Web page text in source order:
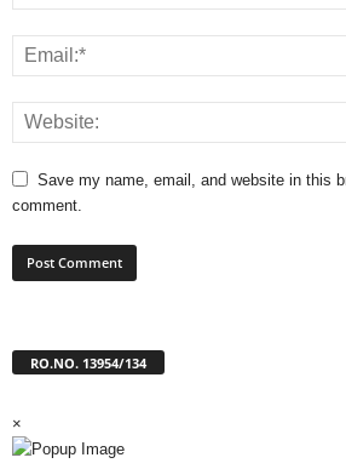
Save my name, email, and website in this
comment.
RO.NO. 13954/134
×